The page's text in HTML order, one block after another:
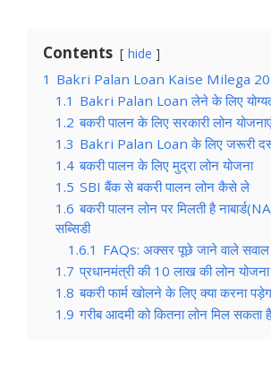
Contents hide
1 Bakri Palan Loan Kaise Milega
1.1 Bakri Palan Loan लेने के लिए
1.2 बकरी पालन के लिए सरकारी लोन
1.3 Bakri Palan Loan के लिए जरूरी
1.4 बकरी पालन के लिए मुद्रा लोन योजना
1.5 SBI बैंक से बकरी पालन लोन कैसे ले
1.6 बकरी पालन लोन पर मिलती है
सब्सिडी
1.6.1 FAQs: अक्सर पूछे जाने वाले सवाल
1.7 प्रधानमंत्री की 10 लाख की लोन योजना
1.8 बकरी फार्म खोलने के लिए क्या करना
1.9 गरीब आदमी को कितना लोन मिल सकता